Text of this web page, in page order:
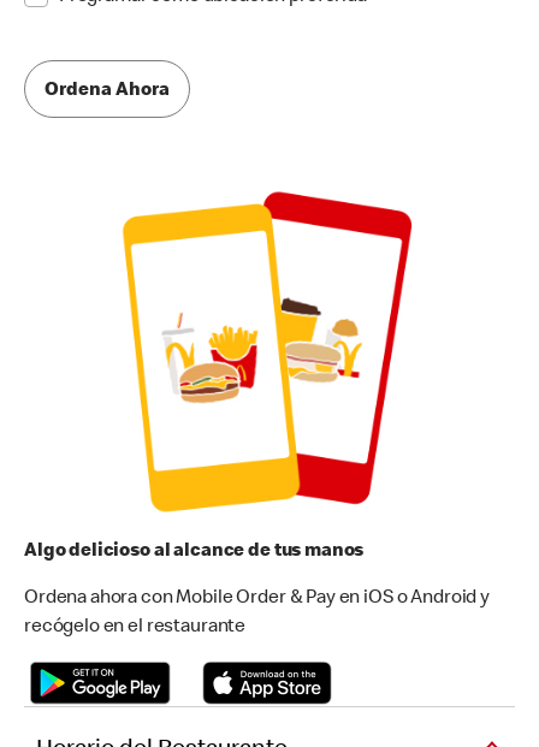
Ordena Ahora
Algo delicioso al alcance de tus manos
Ordena ahora con Mobile Order & Pay en iOS o Android y
recógelo en el restaurante